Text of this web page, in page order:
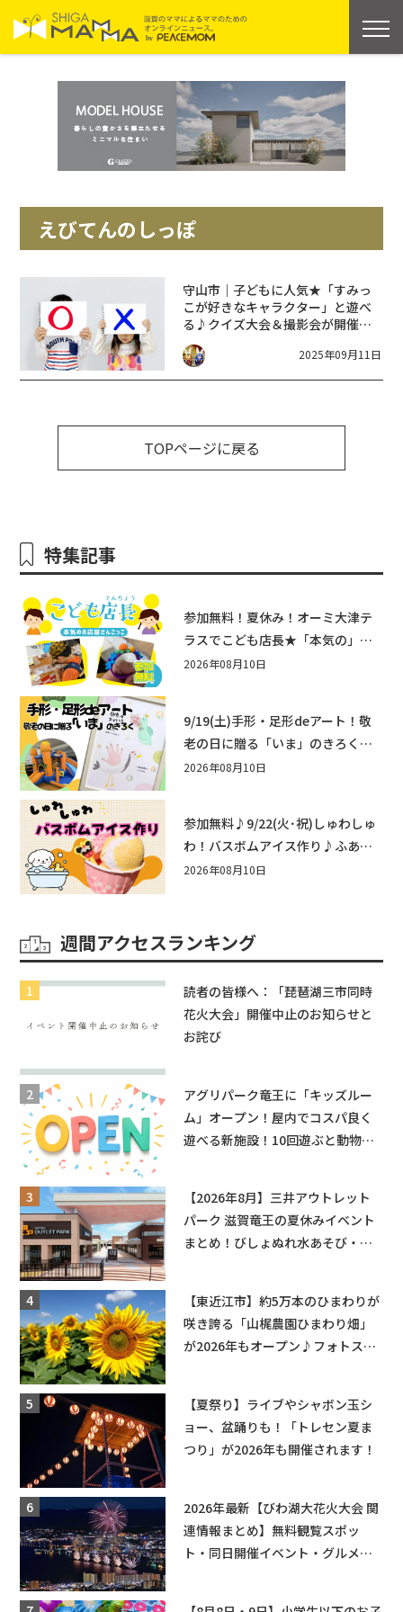
えびてんのしっぽ
守山市｜子どもに人気★「すみっ
こが好きなキャラクター」と遊べ
る♪クイズ大会＆撮影会が開催！
9/15＜ピエリ守山＞
2025年09月11日
TOPページに戻る
特集記事
参加無料！夏休み！オーミ大津テ
ラスでこども店長★「本気の」お
店屋さんごっこ8/22(土)開催！&ワ
2026年08月10日
9/19(土)手形・足形deアート！敬
老の日に贈る「いま」のきろく♪
他にもふあふあ遊具などお楽しみ
2026年08月10日
参加無料♪9/22(火･祝)しゅわしゅ
わ！バスボムアイス作り♪ふあふ
あ遊具もあるよ！in近江八幡
2026年08月10日
週間アクセスランキング
読者の皆様へ：「琵琶湖三市同時
花火大会」開催中止のお知らせと
お詫び
アグリパーク竜王に「キッズルー
ム」オープン！屋内でコスパ良く
遊べる新施設！10回遊ぶと動物触
【2026年8月】三井アウトレット
パーク 滋賀竜王の夏休みイベント
まとめ！びしょぬれ水あそび・激
【東近江市】約5万本のひまわりが
咲き誇る「山梶農園ひまわり畑」
が2026年もオープン♪フォトスポ
【夏祭り】ライブやシャボン玉シ
ョー、盆踊りも！「トレセン夏ま
つり」が2026年も開催されます！
2026年最新【びわ湖大花火大会 関
連情報まとめ】無料観覧スポッ
ト・同日開催イベント・グルメマ